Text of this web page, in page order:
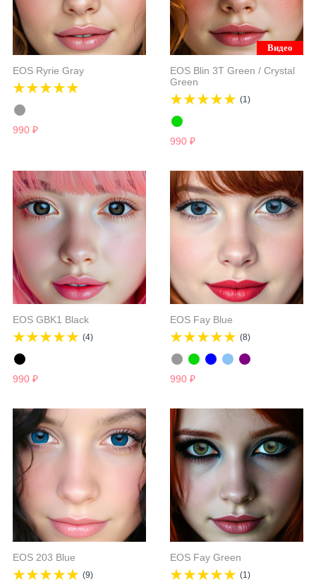
EOS Ryrie Grаy
990 ₽
Видео
EOS Blin 3T Green / Crystal
Green
(1)
990 ₽
EOS GBK1 Black
(4)
990 ₽
EOS Fay Blue
(8)
990 ₽
EOS 203 Blue
(9)
EOS Fay Green
(1)